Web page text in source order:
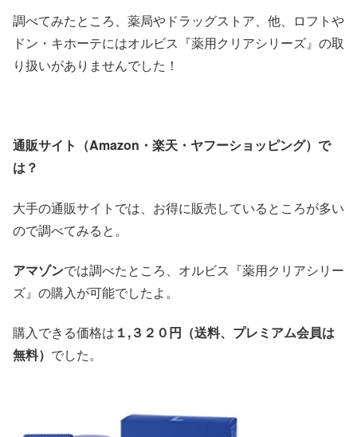
調べてみたところ、薬局やドラッグストア、他、ロフトや
ドン・キホーテにはオルビス『薬用クリアシリーズ』の取
り扱いがありませんでした！
通販サイト（Amazon・楽天・ヤフーショッピング）で
は？
大手の通販サイトでは、お得に販売しているところが多い
ので調べてみると。
アマゾンでは調べたところ、オルビス『薬用クリアシリー
ズ』の購入が可能でしたよ。
購入できる価格は １,３２０円（送料、プレミアム会員は
無料） でした。